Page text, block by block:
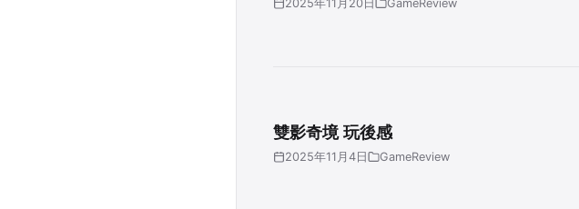
2025年11月20日 GameReview
雙影奇境 玩後感
2025年11月4日 GameReview